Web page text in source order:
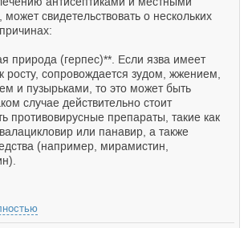
может свидетельствовать о нескольких
природа (герпес)**. Если язва имеет
росту, сопровождается зудом, жжением,
и пузырьками, то это может быть
случае действительно стоит
противовирусные препараты, такие как
или панавир, а также
(например, мирамистин,